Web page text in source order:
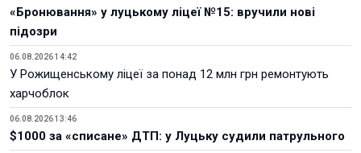
«Бронювання» у луцькому ліцеї №15: вручили нові
підозри
06.08.2026 14:42
У Рожищенському ліцеї за понад 12 млн грн ремонтують
харчоблок
06.08.2026 13:46
$1000 за «списане» ДТП: у Луцьку судили патрульного